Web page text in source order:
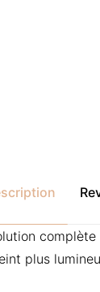
complète
plus